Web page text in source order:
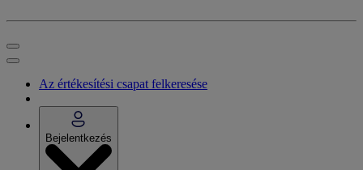
Az értékesítési csapat felkeresése
Bejelentkezés